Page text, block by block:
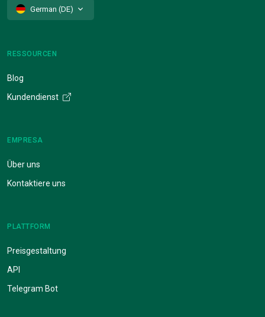
German (DE)
RESSOURCEN
Blog
Kundendienst
EMPRESA
Über uns
Kontaktiere uns
PLATTFORM
Preisgestaltung
API
Telegram Bot